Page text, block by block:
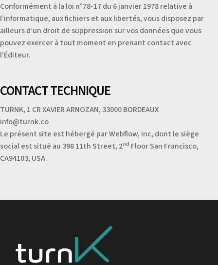
Conformément à la loi n°78-17 du 6 janvier 1978 relative à
l’informatique, aux fichiers et aux libertés, vous disposez par
ailleurs d’un droit de suppression sur vos données que vous
pouvez exercer à tout moment en prenant contact avec
l’Éditeur.
CONTACT TECHNIQUE
TURNK, 1 CR XAVIER ARNOZAN, 33000 BORDEAUX
info@turnk.co
Le présent site est hébergé par Webflow, inc, dont le siège
social est situé au 398 11th Street, 2nd Floor San Francisco,
CA94103, USA.